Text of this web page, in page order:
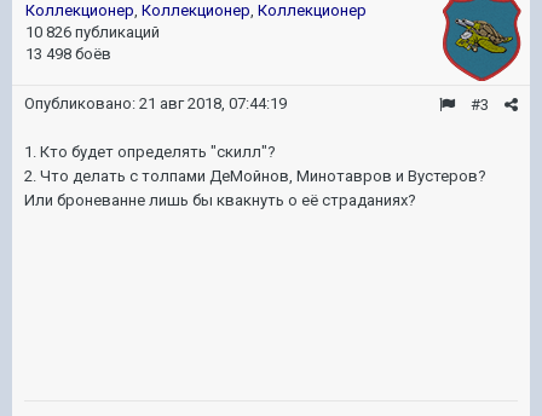
Коллекционер, Коллекционер, Коллекционер
10 826 публикаций
13 498 боёв
#3
Опубликовано: 21 авг 2018, 07:44:19
1. Кто будет определять "скилл"?
2. Что делать с толпами ДеМойнов, Минотавров и Вустеров?
Или броневанне лишь бы квакнуть о её страданиях?